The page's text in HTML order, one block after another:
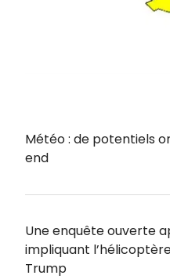
Météo : de potentiels
end
Une enquête ouverte
impliquant
Trump